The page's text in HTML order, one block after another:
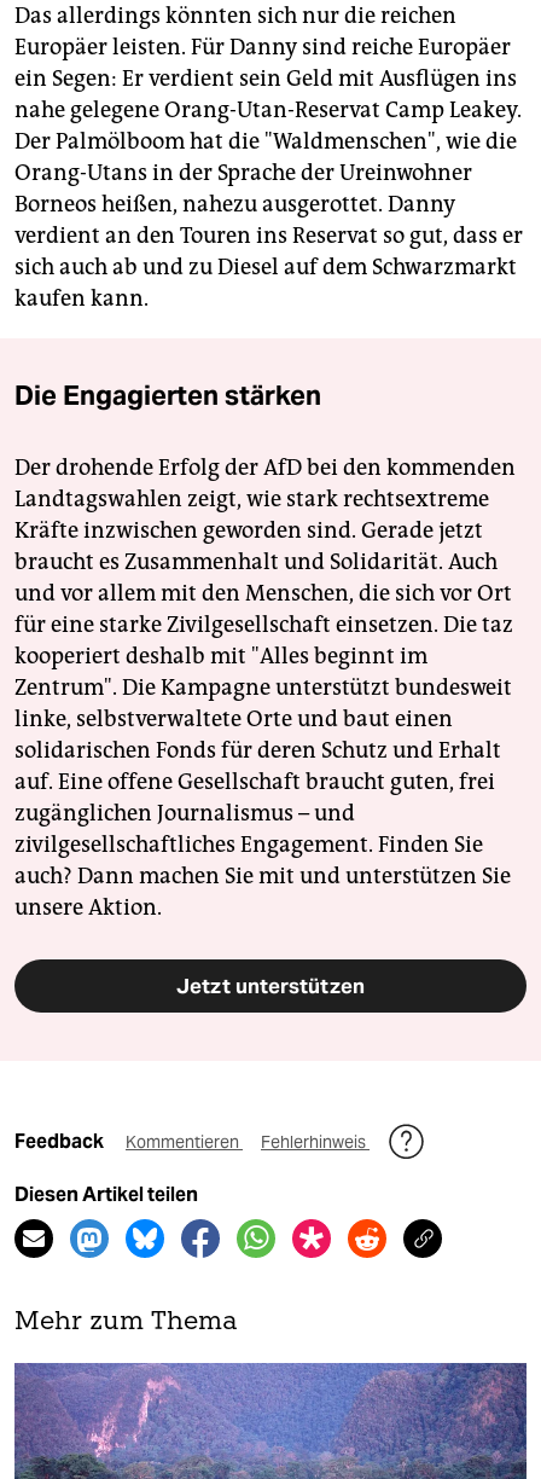
Das allerdings könnten sich nur die reichen
Europäer leisten. Für Danny sind reiche Europäer
ein Segen: Er verdient sein Geld mit Ausflügen ins
nahe gelegene Orang-Utan-Reservat Camp Leakey.
Der Palmölboom hat die "Waldmenschen", wie die
Orang-Utans in der Sprache der Ureinwohner
Borneos heißen, nahezu ausgerottet. Danny
verdient an den Touren ins Reservat so gut, dass er
sich auch ab und zu Diesel auf dem Schwarzmarkt
kaufen kann.
Die Engagierten stärken
Der drohende Erfolg der AfD bei den kommenden
Landtagswahlen zeigt, wie stark rechtsextreme
Kräfte inzwischen geworden sind. Gerade jetzt
braucht es Zusammenhalt und Solidarität. Auch
und vor allem mit den Menschen, die sich vor Ort
für eine starke Zivilgesellschaft einsetzen. Die taz
kooperiert deshalb mit "Alles beginnt im
Zentrum". Die Kampagne unterstützt bundesweit
linke, selbstverwaltete Orte und baut einen
solidarischen Fonds für deren Schutz und Erhalt
auf. Eine offene Gesellschaft braucht guten, frei
zugänglichen Journalismus – und
zivilgesellschaftliches Engagement. Finden Sie
auch? Dann machen Sie mit und unterstützen Sie
unsere Aktion.
Jetzt unterstützen
Feedback Kommentieren Fehlerhinweis
Diesen Artikel teilen
Mehr zum Thema